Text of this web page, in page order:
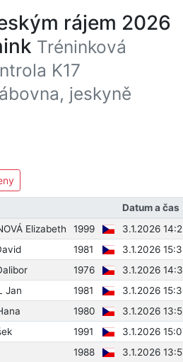
rájem 2026
Tréninková
K17
jeskyně
Datum a čas
Elizabeth 1999
3.1.2026
1981
3.1.2026
1976
3.1.2026
Jan 1981
3.1.2026
1980
3.1.2026
1991
3.1.2026
1988
3.1.2026